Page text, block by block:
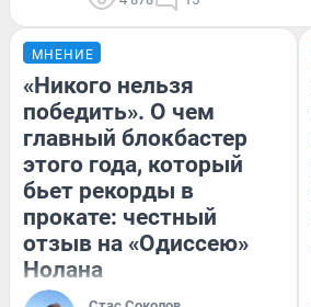
МНЕНИЕ
«Никого нельзя
победить». О чем
главный блокбастер
этого года, который
бьет рекорды в
прокате: честный
отзыв на «Одиссею»
Нолана